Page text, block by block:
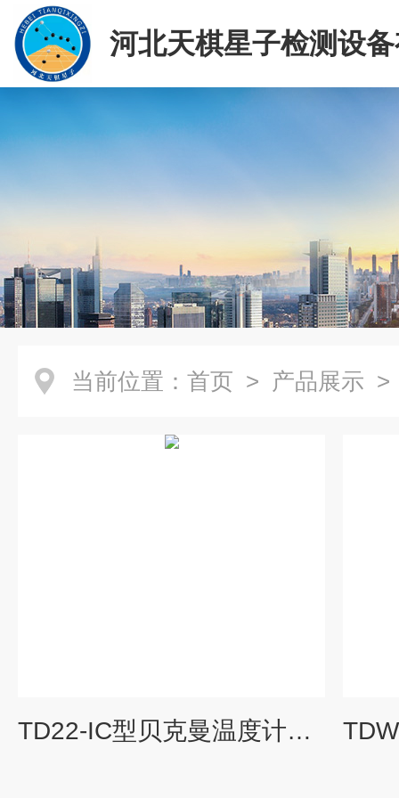
河北天棋星子检测设
司
当前位置： 首页 > 产品展示
TD22-IC型贝克曼温度计标准